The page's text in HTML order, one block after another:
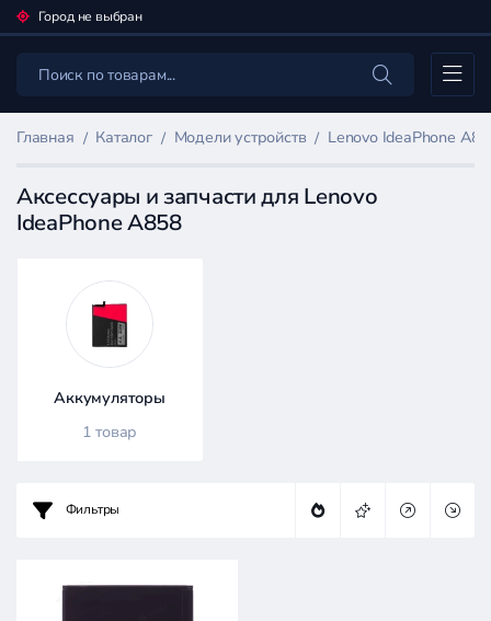
Город не выбран
Каталог
Главная Каталог Модели устройств Lenovo IdeaPhone
Аксессуары и запчасти для Lenovo
IdeaPhone A858
Фильтр
товаров
Каталог
Аккумуляторы
1 товар
Фильтры